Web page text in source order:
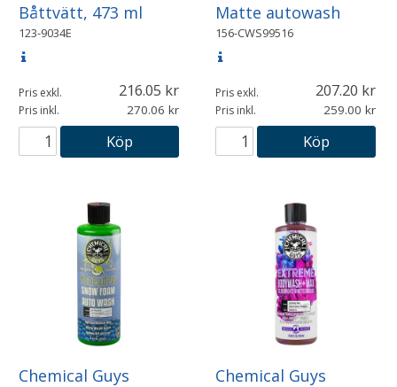
Båttvätt, 473 ml
123-9034E
Pris exkl. 216.05
Pris inkl. 270.06
Köp
Matte autowash
156-CWS99516
Pris exkl. 207.20
Pris inkl. 259.00
Köp
Chemical Guys
Chemical Guys